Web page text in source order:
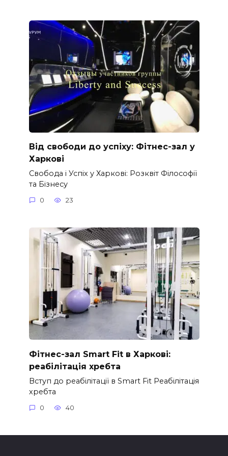
Від свободи до успіху: Фітнес-зал у
Харкові
Свобода і Успіх у Харкові: Розквіт Філософії
та Бізнесу
0 23
Фітнес-зал Smart Fit в Харкові:
реабілітація хребта
Вступ до реабілітації в Smart Fit Реабілітація
хребта
0 40